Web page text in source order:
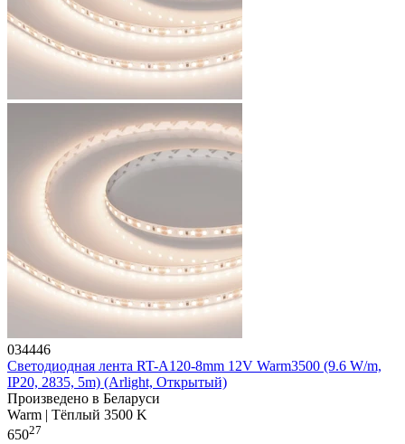
034446
Светодиодная лента RT-A120-8mm 12V Warm3500 (9.6 W/m,
IP20, 2835, 5m) (Arlight, Открытый)
Произведено в Беларуси
Warm | Тёплый 3500 K
65027